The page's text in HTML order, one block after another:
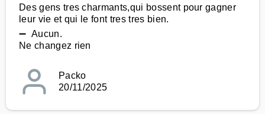
Des gens tres charmants,qui bossent pour gagner
leur vie et qui le font tres tres bien.
➖ Aucun.
Ne changez rien
Packo
20/11/2025